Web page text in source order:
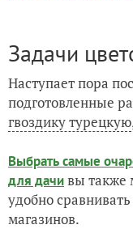
Задачи
Наступает пора
подготовленные
гвоздику турецкую
Выбрать самые
для дачивы также
удобно
магазинов.